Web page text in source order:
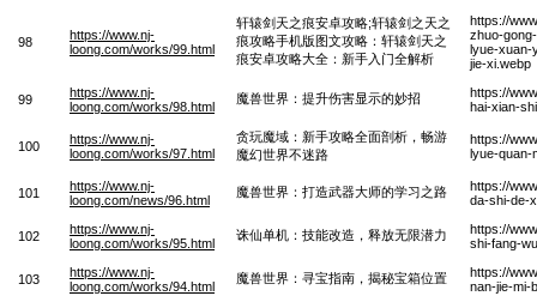
98
https://www.nj-
loong.com/works/99.html
轩辕剑天之痕安卓攻略;轩辕剑之天之
痕攻略手机版图文攻略：轩辕剑天之
痕安卓攻略大全：新手入门全解析
https://
zhuo-
lyue-xuan-
jie-xi.webp
99
https://www.nj-
loong.com/works/98.html
魔兽世界：提升伤害显示的妙招
https://
hai-xian-
100
https://www.nj-
loong.com/works/97.html
贪玩魔域：新手攻略全面剖析，畅游
魔幻世界不迷路
https://
lyue-quan-
101
https://www.nj-
loong.com/news/96.html
魔兽世界：打造武器大师的学习之路
https://
da-shi-de-
102
https://www.nj-
loong.com/works/95.html
诛仙单机：技能改造，释放无限潜力
https://
shi-fang-
103
https://www.nj-
loong.com/works/94.html
魔兽世界：寻宝指南，揭秘宝箱位置
https://
nan-jie-mi-